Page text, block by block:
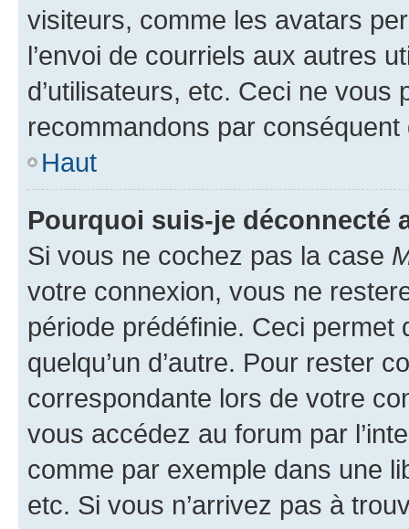
visiteurs, comme les avatars
l’envoi de courriels aux autres
d’utilisateurs, etc. Ceci ne vous
recommandons par conséquent
Haut
Pourquoi suis-je déconnecté
Si vous ne cochez pas la case
votre connexion, vous ne
période prédéfinie. Ceci permet
quelqu’un d’autre. Pour rester
correspondante lors de votre
vous accédez au forum par
comme par exemple dans une
etc. Si vous n’arrivez pas à